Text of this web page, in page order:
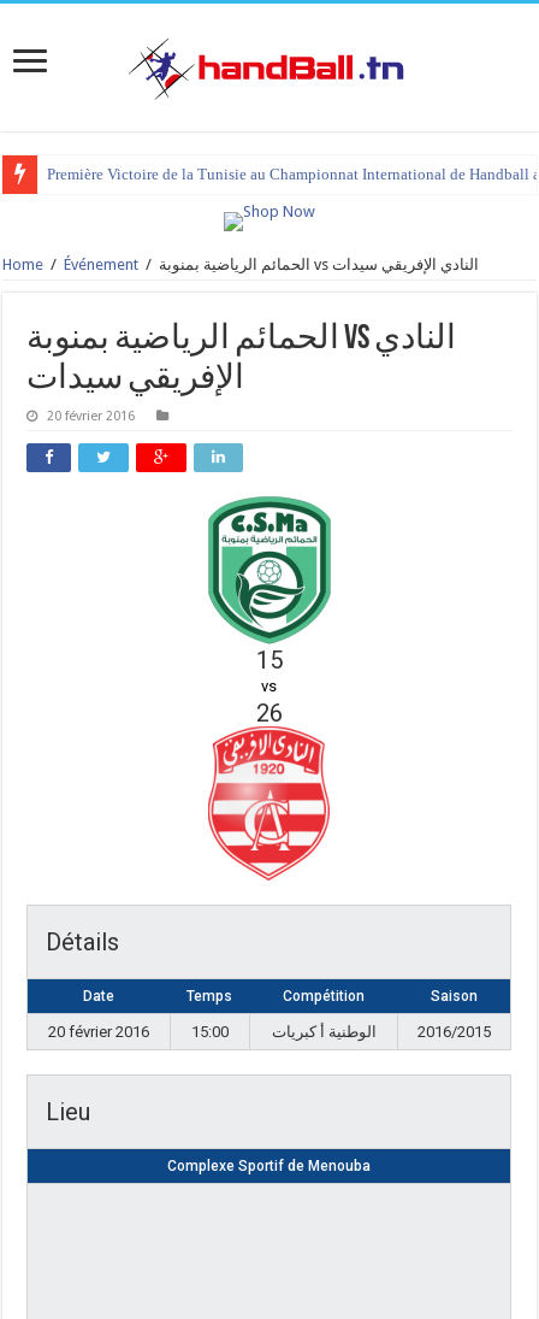
Première Victoire de la Tunisie au Championnat International de Handball
Home / Événement / الحمائم الرياضية بمنوبة vs النادي الإفريقي سيدات
الحمائم الرياضية بمنوبة vs النادي
الإفريقي سيدات
20 février 2016
15
vs
26
Détails
Date Temps Compétition Saison
20 février 2016 15:00 الوطنية أ كبريات 2016/2015
Lieu
Complexe Sportif de Menouba